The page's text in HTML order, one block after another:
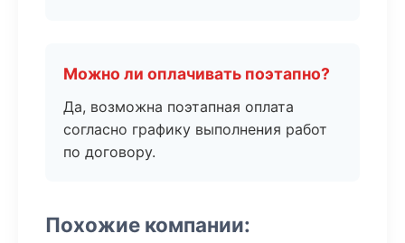
Можно ли оплачивать поэтапно?
Да, возможна поэтапная оплата
согласно графику выполнения работ
по договору.
Похожие компании: